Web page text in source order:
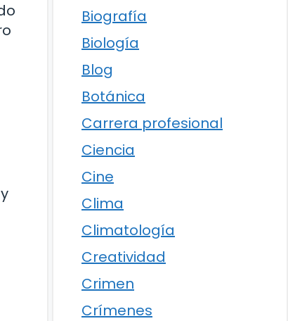
Biografía
Biología
Blog
Botánica
Carrera profesional
Ciencia
Cine
Clima
Climatología
Creatividad
Crimen
Crímenes